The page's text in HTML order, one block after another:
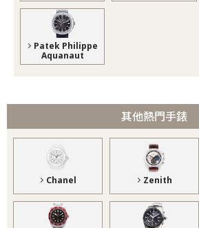
Patek Philippe
Aquanaut
其他熱門手錶
Chanel Zenith